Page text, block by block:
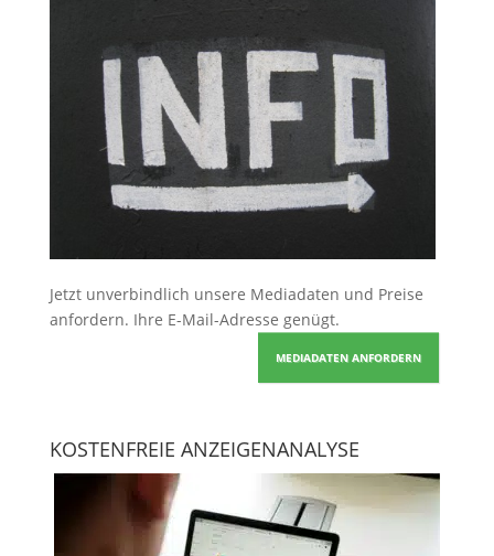
Jetzt unverbindlich unsere Mediadaten und Preise
anfordern. Ihre E-Mail-Adresse genügt.
MEDIADATEN ANFORDERN
KOSTENFREIE ANZEIGENANALYSE